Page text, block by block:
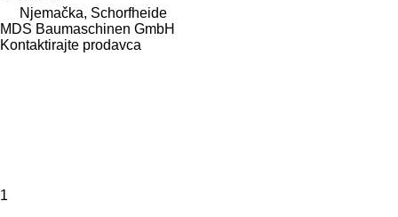
Njemačka, Schorfheide
MDS Baumaschinen GmbH
Kontaktirajte prodavca
1